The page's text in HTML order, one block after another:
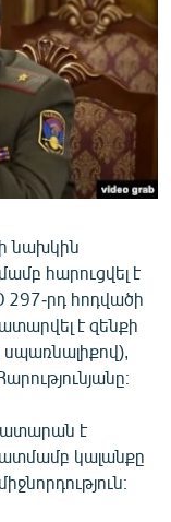
նախկին
հարուցվել է
297-րդ հոդվածի
է զենքի
է
կալանքը